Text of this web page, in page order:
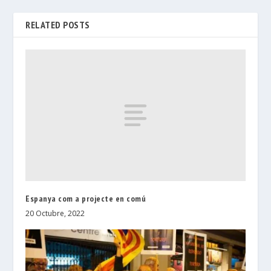
RELATED POSTS
Espanya com a projecte en comú
20 Octubre, 2022